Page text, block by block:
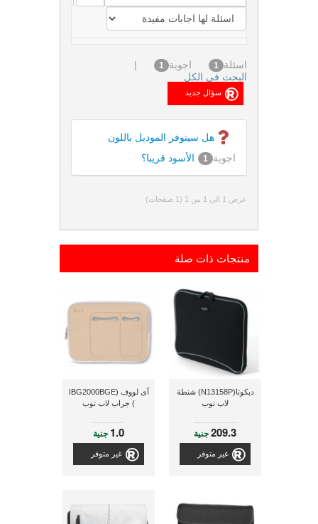
اسئلة 1 اجوبة 1
|
البحث فى الكل
هل سيتوفر الموديل باللون
الأسود قريبا؟
اجوبة 1
عرض 1 الى 1 من 1 (1 صفحات)
منتجات ذات صلة
ديكوتا(N13158P) شنطة
لاب توب
209.3جنية
غير متوفر
آى لووف (IBG2000BGE
) جراب لاب توب
1.0 جنية
غير متوفر